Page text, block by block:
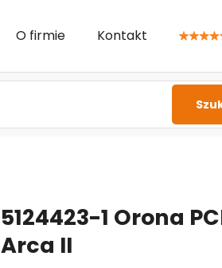
O firmie Kontakt
5124423-1 Orona
Arca II